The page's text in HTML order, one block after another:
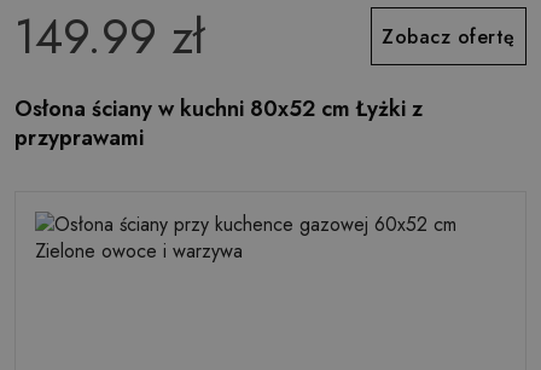
149.99 zł Zobacz ofertę
Osłona ściany w kuchni 80x52 cm Łyżki z
przyprawami